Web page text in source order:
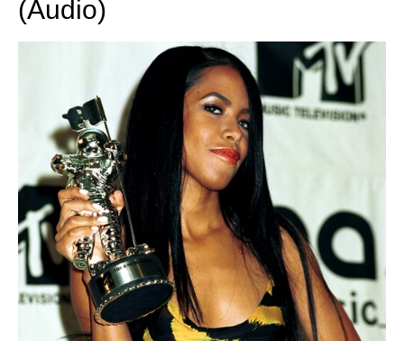
(Audio)